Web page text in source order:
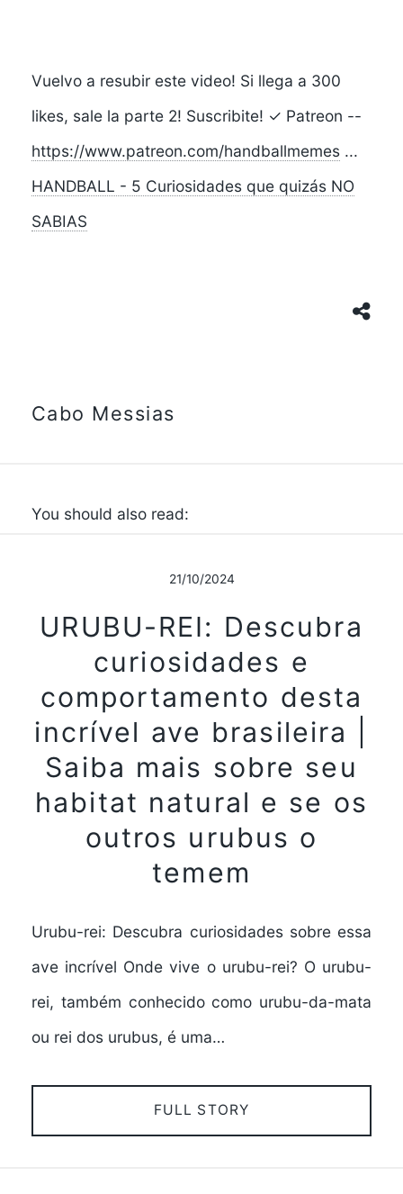
Vuelvo a resubir este video! Si llega a 300
likes, sale la parte 2! Suscribite! ✓ Patreon --
https://www.patreon.com/handballmemes...
HANDBALL - 5 Curiosidades que quizás NO
SABIAS
Cabo Messias
You should also read:
21/10/2024
URUBU-REI: Descubra
curiosidades e
comportamento desta
incrível ave brasileira |
Saiba mais sobre seu
habitat natural e se os
outros urubus o
temem
Urubu-rei: Descubra curiosidades sobre essa
ave incrível Onde vive o urubu-rei? O urubu-
rei, também conhecido como urubu-da-mata
ou rei dos urubus, é uma…
FULL STORY